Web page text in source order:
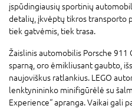
įspūdingiausių sportinių
detalių, įkvėptų tikros transporto
tiek gatvėmis, tiek trasa.
Žaislinis automobilis Porsche 911
sparną, oro ėmikliusant gaubto,
naujoviškus ratlankius. LEGO
lenktynininko minifigūrėlė su
Experience“ apranga. Vaikai gali